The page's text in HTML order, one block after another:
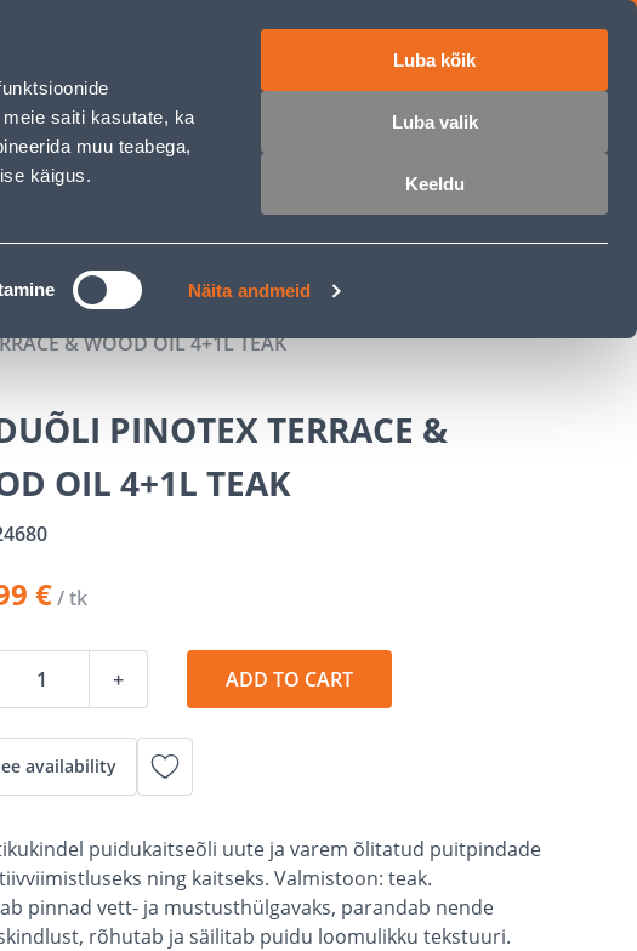
saiti kasutate, ka
muu teabega,
käigus.
Näita andmeid
Luba kõik
Luba valik
Keeldu
MASTERS CLUB
& WOOD OIL 4+1L TEAK
PINOTEX TERRACE &
OIL 4+1L TEAK
€/ tk
+ ADD TO CART
availability
puidukaitseõli uute ja varem õlitatud puitpindade
ning kaitseks. Valmistoon: teak.
pinnad vett- ja mustusthülgavaks, parandab nende
rõhutab ja säilitab puidu loomulikku tekstuuri.